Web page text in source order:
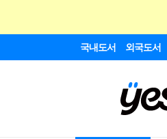
국내도서 외국도서